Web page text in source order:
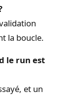
la boucle.
le run est
et un